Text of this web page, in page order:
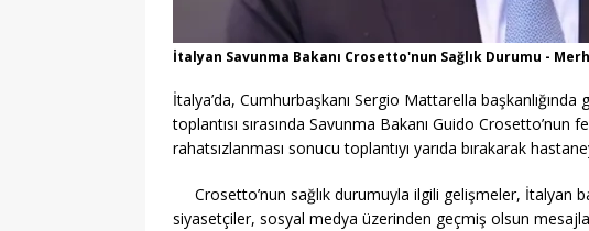
İtalyan Savunma Bakanı Crosetto'nun Sağlık Durumu -
İtalya’da, Cumhurbaşkanı Sergio Mattarella
toplantısı sırasında Savunma Bakanı Guido Crosetto’nun
rahatsızlanması sonucu toplantıyı yarıda bırakarak
Crosetto’nun sağlık durumuyla ilgili gelişmeler, İtalyan
siyasetçiler, sosyal medya üzerinden geçmiş olsun